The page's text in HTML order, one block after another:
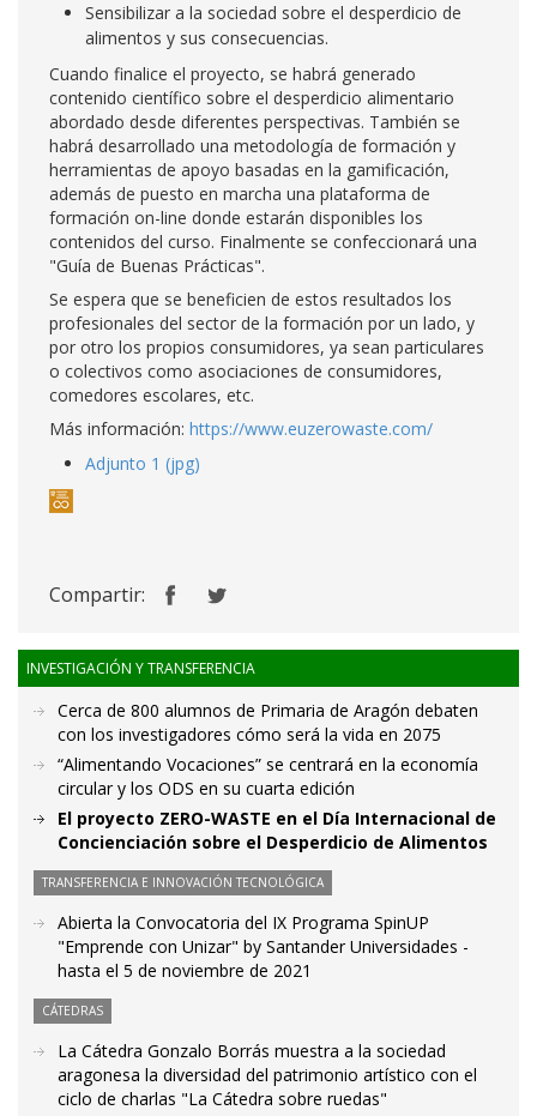
Sensibilizar a la sociedad sobre el desperdicio de
alimentos y sus consecuencias.
Cuando finalice el proyecto, se habrá generado
contenido científico sobre el desperdicio alimentario
abordado desde diferentes perspectivas. También se
habrá desarrollado una metodología de formación y
herramientas de apoyo basadas en la gamificación,
además de puesto en marcha una plataforma de
formación on-line donde estarán disponibles los
contenidos del curso. Finalmente se confeccionará una
"Guía de Buenas Prácticas".
Se espera que se beneficien de estos resultados los
profesionales del sector de la formación por un lado, y
por otro los propios consumidores, ya sean particulares
o colectivos como asociaciones de consumidores,
comedores escolares, etc.
Más información: https://www.euzerowaste.com/
Adjunto 1 (jpg)
Compartir:
INVESTIGACIÓN Y TRANSFERENCIA
Cerca de 800 alumnos de Primaria de Aragón debaten
con los investigadores cómo será la vida en 2075
“Alimentando Vocaciones” se centrará en la economía
circular y los ODS en su cuarta edición
El proyecto ZERO-WASTE en el Día Internacional de
Concienciación sobre el Desperdicio de Alimentos
TRANSFERENCIA E INNOVACIÓN TECNOLÓGICA
Abierta la Convocatoria del IX Programa SpinUP
"Emprende con Unizar" by Santander Universidades -
hasta el 5 de noviembre de 2021
CÁTEDRAS
La Cátedra Gonzalo Borrás muestra a la sociedad
aragonesa la diversidad del patrimonio artístico con el
ciclo de charlas "La Cátedra sobre ruedas"